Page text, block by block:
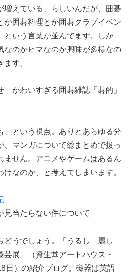
増えている、らしいんだが、囲碁
か囲碁料理とか囲碁クラブイベン
という言葉が並んでます。しか
なのかヒマなのか興味が多様なの
す。
かわいすぎる囲碁雑誌「碁的」
、という視点。ありとあらゆる分
、マンガについて総まとめで扱っ
ません。アニメやゲームはあるん
なのか、と考えてしまいます。
見当たらない件について
どうでしょう。「うるし、麗し
芸展」（資生堂アートハウス・
日）の紹介ブログ。磁器は英語